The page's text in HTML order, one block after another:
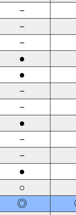
－
－
－
●
●
－
－
●
－
－
●
○
◎